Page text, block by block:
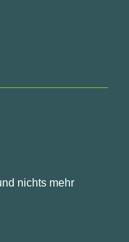
nichts mehr